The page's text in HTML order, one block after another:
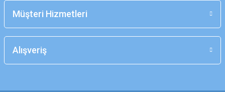
Müşteri Hizmetleri
Alışveriş